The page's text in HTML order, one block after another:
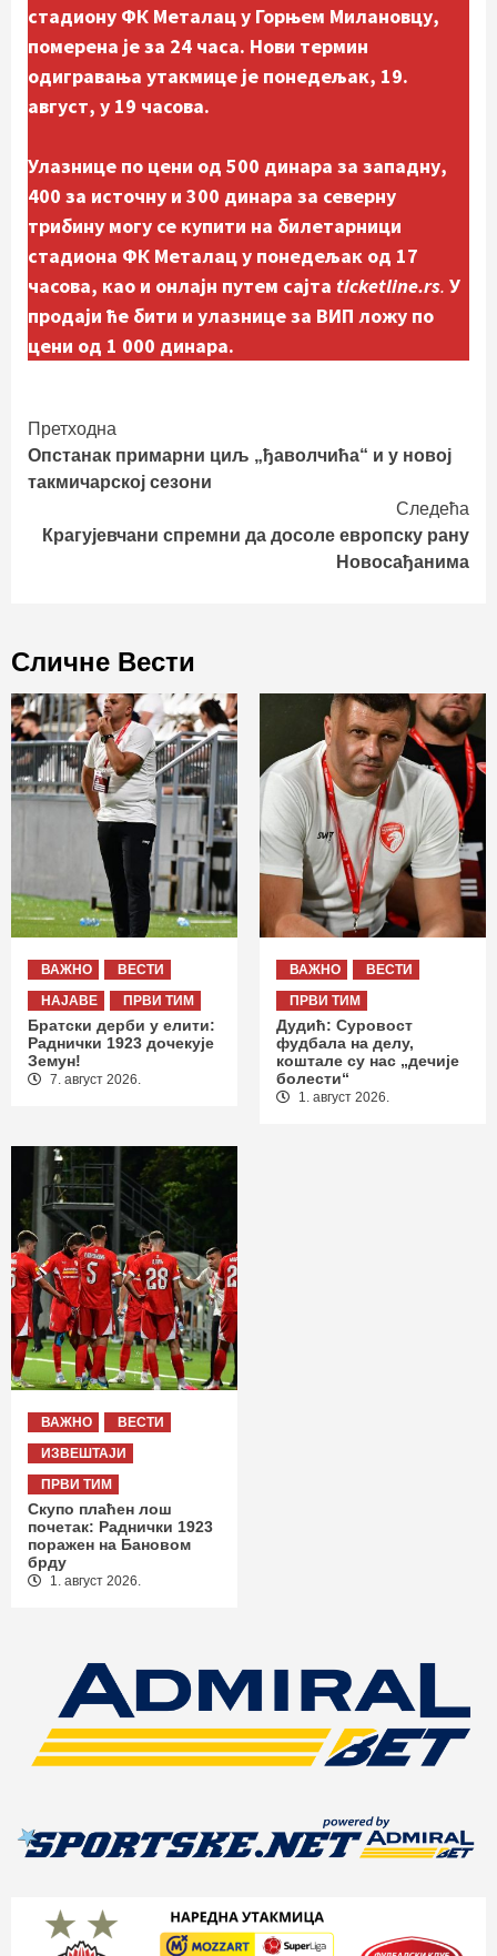
стадиону ФК Металац у Горњем Милановцу,
померена је за 24 часа. Нови термин
одигравања утакмице је понедељак, 19.
август, у 19 часова.
Улазнице по цени од 500 динара за западну,
400 за источну и 300 динара за северну
трибину могу се купити на билетарници
стадиона ФК Металац у понедељак од 17
часова, као и онлајн путем сајта ticketline.rs. У
продаји ће бити и улазнице за ВИП ложу по
цени од 1 000 динара.
Continue
Reading
Претходна
Опстанак примарни циљ „ђаволчића“ и у новој
такмичарској сезони
Следећа
Крагујевчани спремни да досоле европску рану
Новосађанима
Сличне Вести
ВАЖНО
ВЕСТИ
НАЈАВЕ
ПРВИ ТИМ
Братски дерби у елити:
Раднички 1923 дочекује
Земун!
7. август 2026.
ВАЖНО
ВЕСТИ
ПРВИ ТИМ
Дудић: Суровост
фудбала на делу,
коштале су нас „дечије
болести“
1. август 2026.
ВАЖНО
ВЕСТИ
ИЗВЕШТАЈИ
ПРВИ ТИМ
Скупо плаћен лош
почетак: Раднички 1923
поражен на Бановом
брду
1. август 2026.